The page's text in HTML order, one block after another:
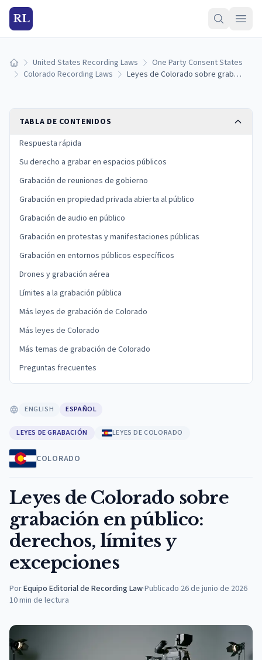
RL
Inicio United States Recording Laws
One Party Consent States
Colorado Recording Laws
Leyes de Colorado sobre grabación en público: derechos, límites y excepciones
TABLA DE CONTENIDOS
Respuesta rápida
Su derecho a grabar en espacios públicos
Grabación de reuniones de gobierno
Grabación en propiedad privada abierta al público
Grabación de audio en público
Grabación en protestas y manifestaciones públicas
Grabación en entornos públicos específicos
Drones y grabación aérea
Límites a la grabación pública
Más leyes de grabación de Colorado
Más leyes de Colorado
Más temas de grabación de Colorado
Preguntas frecuentes
ENGLISH ESPAÑOL
LEYES DE GRABACIÓN LEYES DE COLORADO
COLORADO
Leyes de Colorado sobre
grabación en público:
derechos, límites y
excepciones
PorEquipo Editorial de Recording Law·Publicado 26 de junio de 2026
10min de lectura